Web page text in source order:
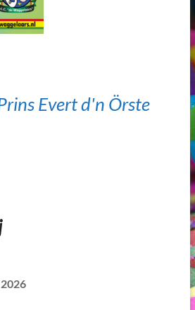
Evert d'n Örste